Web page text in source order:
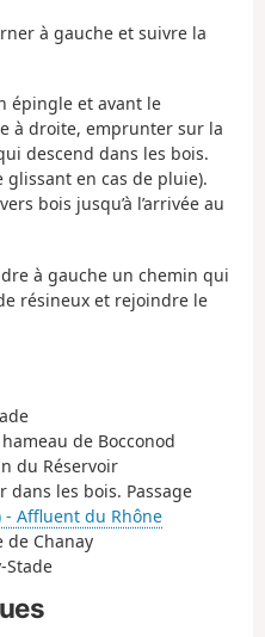
à gauche et suivre la
épingle et avant le
à droite, emprunter sur la
descend dans les bois.
en cas de pluie).
bois jusqu’à l’arrivée au
à gauche un chemin qui
résineux et rejoindre le
de Bocconod
du Réservoir
dans les bois. Passage
- Affluent du Rhône
de Chanay
Stade